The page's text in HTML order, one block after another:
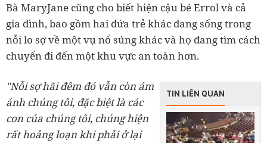
Bà MaryJane cũng cho biết hiện cậu bé Errol và cả
gia đình, bao gồm hai đứa trẻ khác đang sống trong
nỗi lo sợ về một vụ nổ súng khác và họ đang tìm cách
chuyển đi đến một khu vực an toàn hơn.
TIN LIÊN QUAN
"Nỗi sợ hãi đêm đó vẫn còn ám
ảnh chúng tôi, đặc biệt là các
con của chúng tôi, chúng hiện
rất hoảng loạn khi phải ở lại